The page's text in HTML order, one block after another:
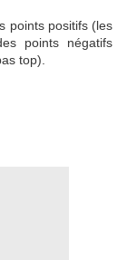
points positifs (les
points négatifs
top).